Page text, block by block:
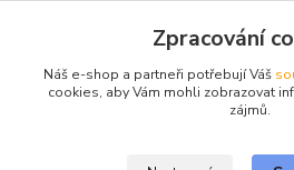
+420 731 444 327
obchod@volak.net
Zpracování
Náš e-shop a partneři potřebují Váš
cookies, aby Vám mohli zobrazovat
zájmů.